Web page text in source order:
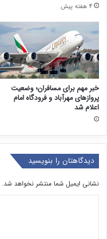
4 هفته پیش
خبر مهم برای مسافران؛ وضعیت
پروازهای مهرآباد و فرودگاه امام
اعلام شد
دیدگاهتان را بنویسید
نشانی ایمیل شما منتشر نخواهد شد.